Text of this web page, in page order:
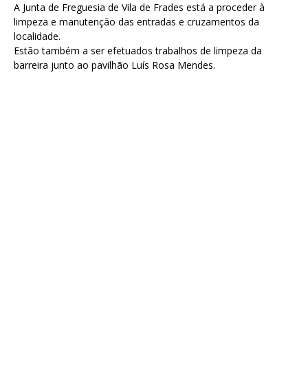
A Junta de Freguesia de Vila de Frades está a proceder à
limpeza e manutenção das entradas e cruzamentos da
localidade.
Estão também a ser efetuados trabalhos de limpeza da
barreira junto ao pavilhão Luís Rosa Mendes.